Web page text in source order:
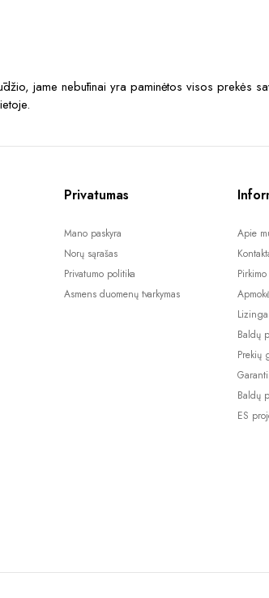
jame nebūtinai yra paminėtos visos prekės
Privatumas
Mano paskyra
Norų sąrašas
Privatumo politika
Asmens duomenų tvarkymas
Apie
Baldų
Prekių
Baldų
ES